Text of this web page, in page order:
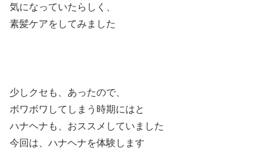
気になっていたらしく、
素髪ケアをしてみました
少しクセも、あったので、
ボワボワしてしまう時期にはと
ハナヘナも、おススメしていました
今回は、ハナヘナを体験します